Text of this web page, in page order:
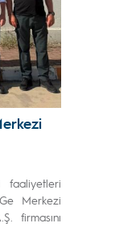
Merkezi
firmasını